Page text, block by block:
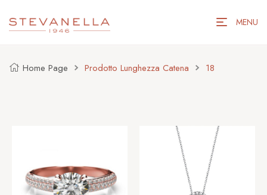
MENU
Home Page Prodotto Lunghezza Catena 18